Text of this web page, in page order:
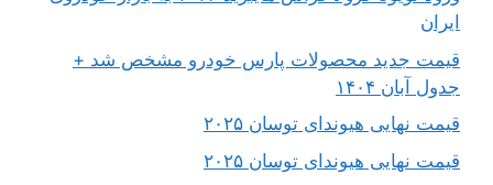
ایران
قیمت جدید محصولات پارس خودرو مشخص شد +
جدول آبان ۱۴۰۴
قیمت نهایی هیوندای توسان ۲۰۲۵
قیمت نهایی هیوندای توسان ۲۰۲۵